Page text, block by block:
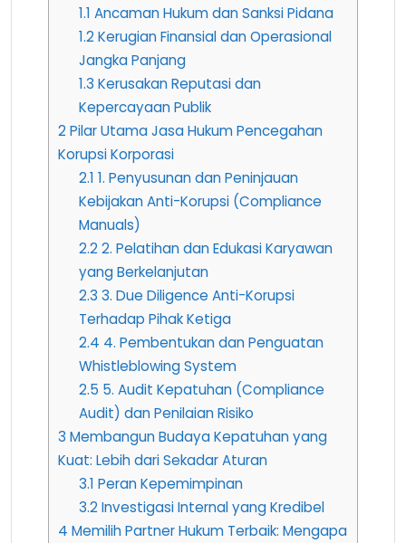
1.1 Ancaman Hukum dan Sanksi Pidana
1.2Kerugian Finansial dan Operasional
Jangka Panjang
1.3 Kerusakan Reputasi dan
Kepercayaan Publik
2Pilar Utama Jasa Hukum Pencegahan
Korupsi Korporasi
2.1 1. Penyusunan dan Peninjauan
Kebijakan Anti-Korupsi (Compliance
Manuals)
2.22. Pelatihan dan Edukasi Karyawan
yang Berkelanjutan
2.3 3. Due Diligence Anti-Korupsi
Terhadap Pihak Ketiga
2.4 4. Pembentukan dan Penguatan
Whistleblowing System
2.5 5. Audit Kepatuhan (Compliance
Audit) dan Penilaian Risiko
3 Membangun Budaya Kepatuhan yang
Kuat: Lebih dari Sekadar Aturan
3.1 Peran Kepemimpinan
3.2Investigasi Internal yang Kredibel
4 Memilih Partner Hukum Terbaik: Mengapa